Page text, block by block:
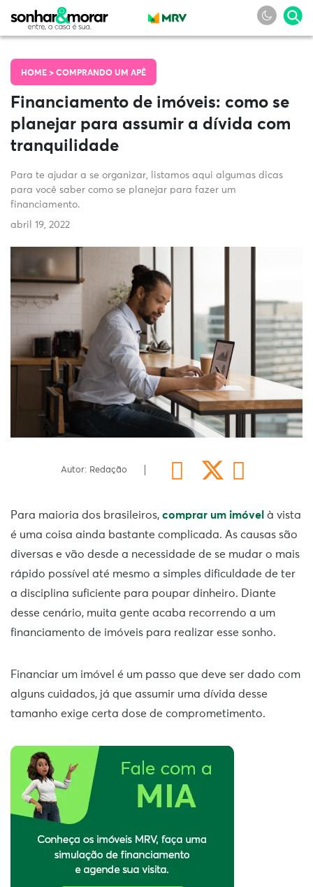
HOME > COMPRANDO UM APÊ
Financiamento de imóveis: como se
planejar para assumir a dívida com
tranquilidade
Para te ajudar a se organizar, listamos aqui algumas dicas
para você saber como se planejar para fazer um
financiamento.
abril 19, 2022
Autor: Redação
Para maioria dos brasileiros, comprar um imóvel à vista
é uma coisa ainda bastante complicada. As causas são
diversas e vão desde a necessidade de se mudar o mais
rápido possível até mesmo a simples dificuldade de ter
a disciplina suficiente para poupar dinheiro. Diante
desse cenário, muita gente acaba recorrendo a um
financiamento de imóveis para realizar esse sonho.
Financiar um imóvel é um passo que deve ser dado com
alguns cuidados, já que assumir uma dívida desse
tamanho exige certa dose de comprometimento.